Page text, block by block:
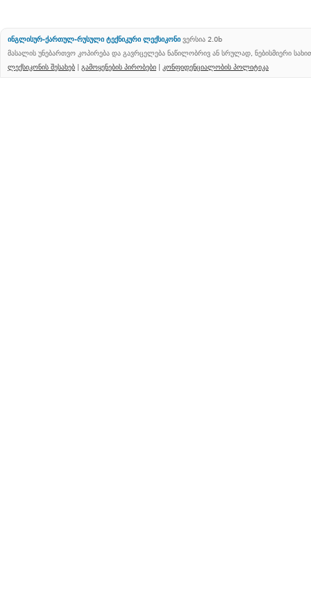
ინგლისურ-ქართულ-რუსული ტექნიკური ლექსიკონი ვერსია 2.0b
მასალის უნებართვო კოპირება და გავრცელება ნაწილობრივ ან სრულად, ნებისმიერი
ლექსიკონის შესახებ | გამოყენების პირობები | კონფიდენციალობის პოლიტიკა